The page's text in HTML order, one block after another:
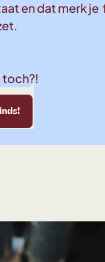
en dat merk je
toch?!
Linds!
we